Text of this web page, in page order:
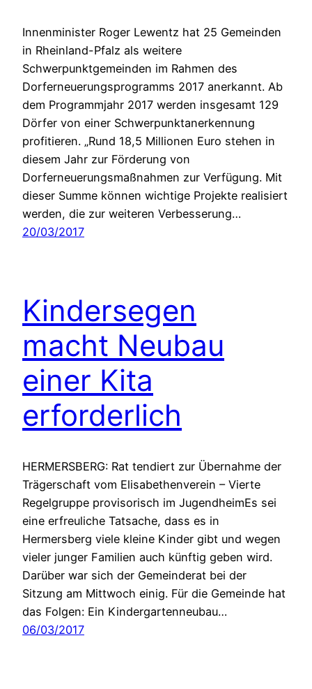
Innenminister Roger Lewentz hat 25 Gemeinden
in Rheinland-Pfalz als weitere
Schwerpunktgemeinden im Rahmen des
Dorferneuerungsprogramms 2017 anerkannt. Ab
dem Programmjahr 2017 werden insgesamt 129
Dörfer von einer Schwerpunktanerkennung
profitieren. „Rund 18,5 Millionen Euro stehen in
diesem Jahr zur Förderung von
Dorferneuerungsmaßnahmen zur Verfügung. Mit
dieser Summe können wichtige Projekte realisiert
werden, die zur weiteren Verbesserung…
20/03/2017
Kindersegen
macht Neubau
einer Kita
erforderlich
HERMERSBERG: Rat tendiert zur Übernahme der
Trägerschaft vom Elisabethenverein – Vierte
Regelgruppe provisorisch im JugendheimEs sei
eine erfreuliche Tatsache, dass es in
Hermersberg viele kleine Kinder gibt und wegen
vieler junger Familien auch künftig geben wird.
Darüber war sich der Gemeinderat bei der
Sitzung am Mittwoch einig. Für die Gemeinde hat
das Folgen: Ein Kindergartenneubau…
06/03/2017